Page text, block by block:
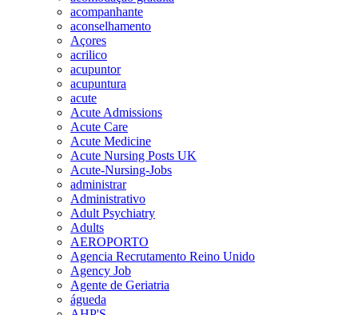
acompanhante
aconselhamento
Açores
acrilico
acupuntor
acupuntura
acute
Acute Admissions
Acute Care
Acute Medicine
Acute Nursing Posts UK
Acute-Nursing-Jobs
administrar
Administrativo
Adult Psychiatry
Adults
AEROPORTO
Agencia Recrutamento Reino Unido
Agency Job
Agente de Geriatria
águeda